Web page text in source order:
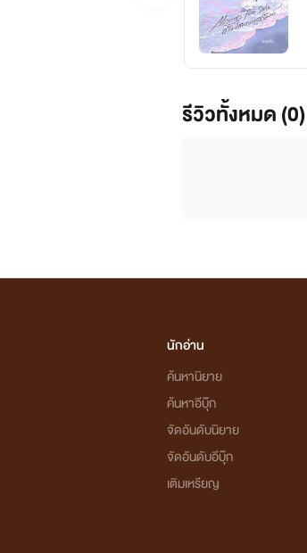
รีวิวทั้งหมด (0)
นักอ่าน
ค้นหานิยาย
ค้นหาอีบุ๊ก
จัดอันดับนิยาย
จัดอันดับอีบุ๊ก
เติมเหรียญ